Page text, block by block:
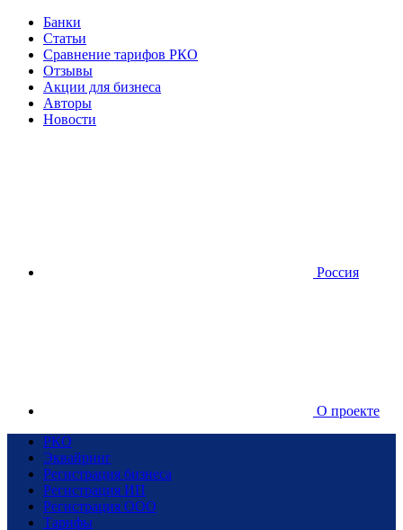
Банки
Статьи
Сравнение тарифов РКО
Отзывы
Акции для бизнеса
Авторы
Новости
Россия
О проекте
РКО
Эквайринг
Регистрация бизнеса
Регистрация ИП
Регистрация ООО
Тарифы